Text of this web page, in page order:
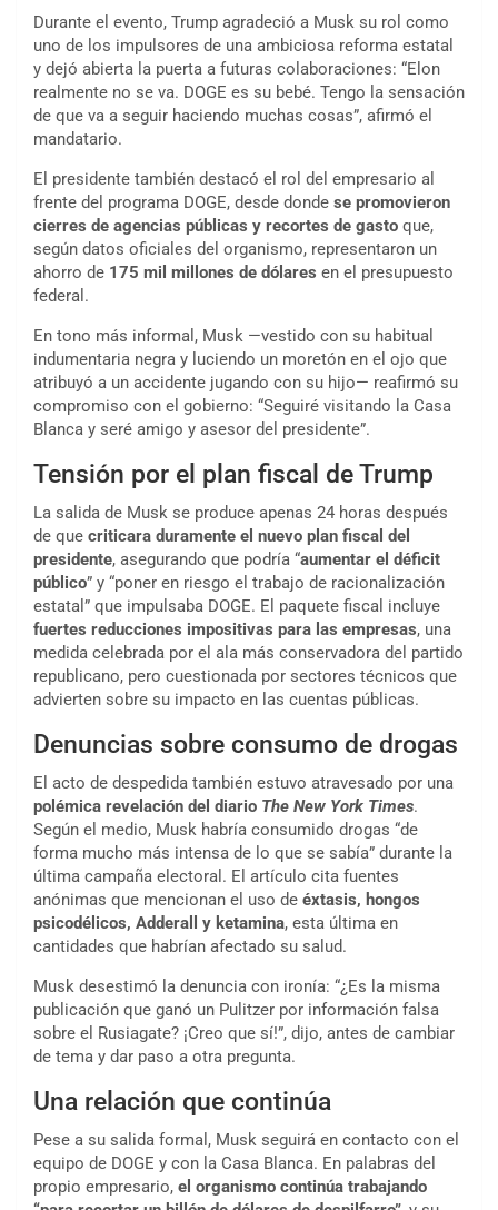
Durante el evento, Trump agradeció a Musk su rol como
uno de los impulsores de una ambiciosa reforma estatal
y dejó abierta la puerta a futuras colaboraciones: “Elon
realmente no se va. DOGE es su bebé. Tengo la sensación
de que va a seguir haciendo muchas cosas”, afirmó el
mandatario.
El presidente también destacó el rol del empresario al
frente del programa DOGE, desde donde se promovieron
cierres de agencias públicas y recortes de gasto que,
según datos oficiales del organismo, representaron un
ahorro de 175 mil millones de dólares en el presupuesto
federal.
En tono más informal, Musk —vestido con su habitual
indumentaria negra y luciendo un moretón en el ojo que
atribuyó a un accidente jugando con su hijo— reafirmó su
compromiso con el gobierno: “Seguiré visitando la Casa
Blanca y seré amigo y asesor del presidente”.
Tensión por el plan fiscal de Trump
La salida de Musk se produce apenas 24 horas después
de que criticara duramente el nuevo plan fiscal del
presidente, asegurando que podría “aumentar el déficit
público” y “poner en riesgo el trabajo de racionalización
estatal” que impulsaba DOGE. El paquete fiscal incluye
fuertes reducciones impositivas para las empresas, una
medida celebrada por el ala más conservadora del partido
republicano, pero cuestionada por sectores técnicos que
advierten sobre su impacto en las cuentas públicas.
Denuncias sobre consumo de drogas
El acto de despedida también estuvo atravesado por una
polémica revelación del diario The New York Times.
Según el medio, Musk habría consumido drogas “de
forma mucho más intensa de lo que se sabía” durante la
última campaña electoral. El artículo cita fuentes
anónimas que mencionan el uso de éxtasis, hongos
psicodélicos, Adderall y ketamina, esta última en
cantidades que habrían afectado su salud.
Musk desestimó la denuncia con ironía: “¿Es la misma
publicación que ganó un Pulitzer por información falsa
sobre el Rusiagate? ¡Creo que sí!”, dijo, antes de cambiar
de tema y dar paso a otra pregunta.
Una relación que continúa
Pese a su salida formal, Musk seguirá en contacto con el
equipo de DOGE y con la Casa Blanca. En palabras del
propio empresario, el organismo continúa trabajando